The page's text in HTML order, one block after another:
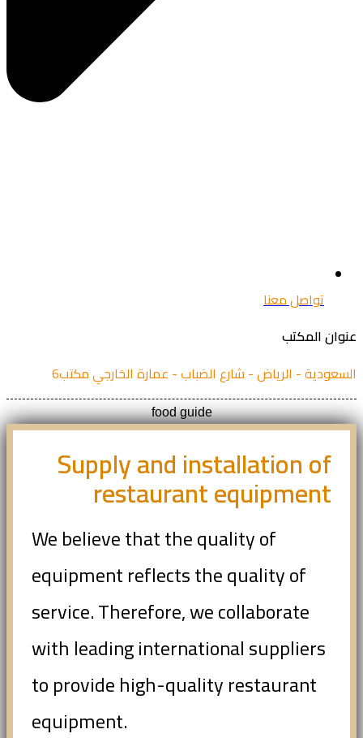
تواصل معنا
عنوان المكتب
السعودية - الرياض - شارع الضباب - عمارة الخارجي مكتب6
food guide
Supply and installation of
restaurant equipment
We believe that the quality of
equipment reflects the quality of
service. Therefore, we collaborate
with leading international suppliers
to provide high-quality restaurant
equipment.